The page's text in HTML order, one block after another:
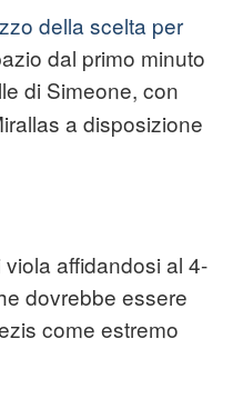
della scelta per
dal primo minuto
di Simeone, con
a disposizione
affidandosi al 4-
dovrebbe essere
come estremo